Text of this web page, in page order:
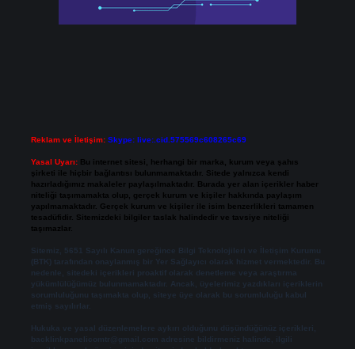
Reklam ve İletişim: Skype: live:.cid.575569c608265c69
Yasal Uyarı: Bu internet sitesi, herhangi bir marka, kurum veya şahıs
şirketi ile hiçbir bağlantısı bulunmamaktadır. Sitede yalnızca kendi
hazırladığımız makaleler paylaşılmaktadır. Burada yer alan içerikler haber
niteliği taşımamakta olup, gerçek kurum ve kişiler hakkında paylaşım
yapılmamaktadır. Gerçek kurum ve kişiler ile isim benzerlikleri tamamen
tesadüfidir. Sitemizdeki bilgiler taslak halindedir ve tavsiye niteliği
taşımazlar.
Sitemiz, 5651 Sayılı Kanun gereğince Bilgi Teknolojileri ve İletişim Kurumu
(BTK) tarafından onaylanmış bir Yer Sağlayıcı olarak hizmet vermektedir. Bu
nedenle, sitedeki içerikleri proaktif olarak denetleme veya araştırma
yükümlülüğümüz bulunmamaktadır. Ancak, üyelerimiz yazdıkları içeriklerin
sorumluluğunu taşımakta olup, siteye üye olarak bu sorumluluğu kabul
etmiş sayılırlar.
Hukuka ve yasal düzenlemelere aykırı olduğunu düşündüğünüz içerikleri,
backlinkpanelicomtr@gmail.com adresine bildirmeniz halinde, ilgili